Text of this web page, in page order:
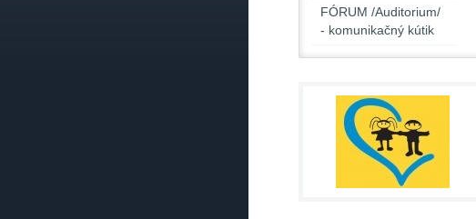
FÓRUM /Auditorium/
- komunikačný kútik